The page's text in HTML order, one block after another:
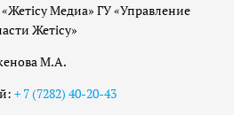
Медиа» ГУ «Управление
Жетісу»
М.А.
+ 7 (7282) 40-20-43